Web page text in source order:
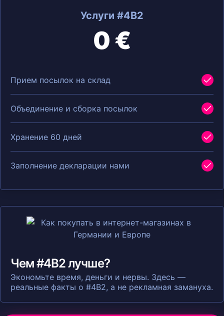
Услуги #4B2
0 €
Прием посылок на склад
Объединение и сборка посылок
Хранение 60 дней
Заполнение декларации нами
Чем #4B2 лучше?
Экономьте время, деньги и нервы. Здесь —
реальные факты о #4B2, а не рекламная замануха.